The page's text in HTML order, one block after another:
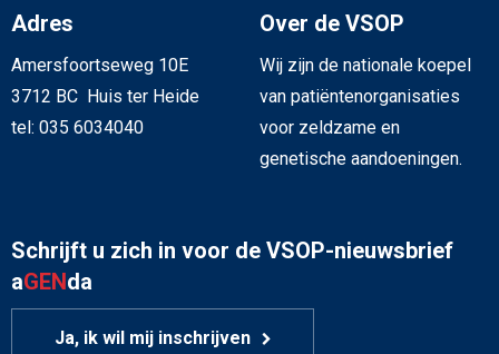
Adres
Amersfoortseweg 10E
3712 BC Huis ter Heide
tel: 035 6034040
Over de VSOP
Wij zijn de nationale koepel
van patiëntenorganisaties
voor zeldzame en
genetische aandoeningen.
Schrijft u zich in voor de VSOP-nieuwsbrief
aGENda
Ja, ik wil mij inschrijven